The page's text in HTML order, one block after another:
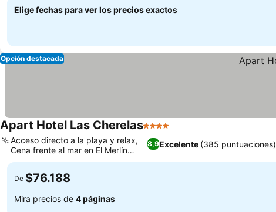
Elige fechas para ver los precios exactos
Opción destacada
Apart Hotel Las Cherelas4 Estrellas
8,9Excelente (385 puntuaciones)
Acceso directo a la playa y relax,
Cena frente al mar en El Merlín
Negro
De $76.188
Mira precios de 4 páginas